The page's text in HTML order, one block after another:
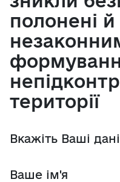
полонені
території
Вкажіть Ваші дані
Ваше ім'я